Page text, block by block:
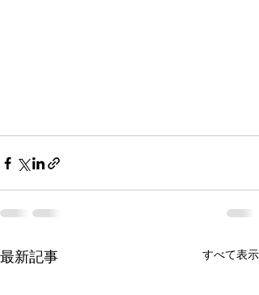
最新記事 すべて表示